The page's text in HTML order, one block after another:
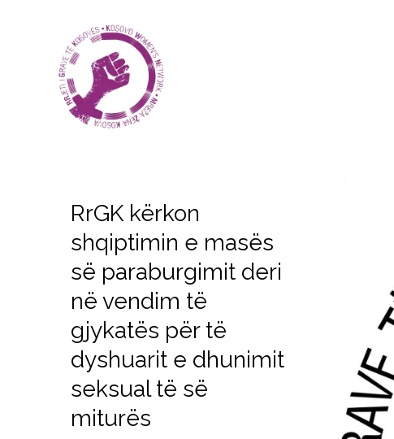
RrGK kërkon
shqiptimin e masës
së paraburgimit deri
në vendim të
gjykatës për të
dyshuarit e dhunimit
seksual të së
miturës